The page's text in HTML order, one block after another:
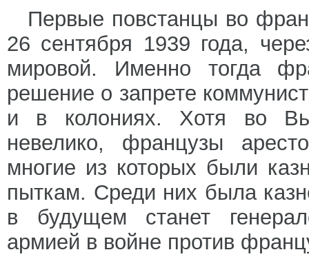
Первые повстанцы во
26 сентября 1939 года,
мировой. Именно тогда
решение о запрете
и в колониях. Хотя во
невелико, французы
многие из которых были
пыткам. Среди них была
в будущем станет
армией в войне против